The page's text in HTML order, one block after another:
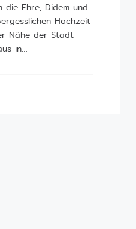
Ehre, Didem und
Hochzeit
Nähe der Stadt
in…